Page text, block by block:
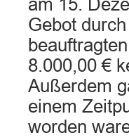
am 15.
Gebot
8.000,00 €
Außerdem
einem
worden